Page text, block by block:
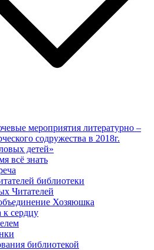
мероприятия литературно –
содружества в 2018г.
детей»
всё знать
библиотеки
Читателей
Хозяюшка
к сердцу
библиотекой